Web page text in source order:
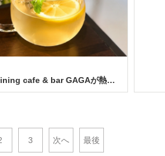
大阪市北区のDining cafe & bar GAGAが熱中症対策でソルティーレモンジュースを無料配布
3 次へ 最後